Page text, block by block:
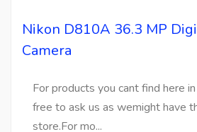
Nikon D810A 36.3 MP
Camera
For products you cant find here
free to ask us as wemight have
store.For mo...